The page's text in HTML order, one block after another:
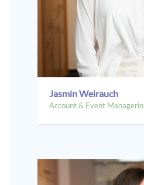
Jasmin Weirauch
Account & Event Managerin